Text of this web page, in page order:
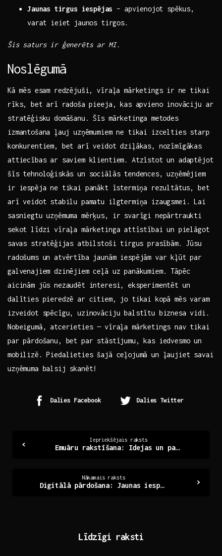
Jaunas⁣ tirgus iespējas – apvienojot spēkus,
varat ieiet jaunos tirgos.
Šis ​saturs ir ģenerēts ar MI.
Noslēgumā
Kā ⁣mēs esam redzējuši, vīraļa mārketings ir ⁢ne tikai
rīks,⁢ bet‍ arī radoša pieeja, kas apvieno inovāciju ar
stratēģisku domāšanu. Šīs mārketinga⁣ metodes
izmantošana⁤ ļauj uzņēmumiem ne tikai izcelties starp
konkurentiem, bet arī veidot dziļākas, nozīmīgākas
attiecības ar saviem klientiem. Atzīstot un adaptējot
šīs tehnoloģiskās​ un sociālās tendences, uzņēmējiem
ir iespēja ​ne tikai panākt⁤ īstermiņa​ rezultātus, bet ​
arī veidot stabilu ‌pamatu ilgtermiņa ‍izaugsmei. Lai
sasniegtu uzņēmuma mērķus, ir svarīgi nepārtraukti‌
sekot līdzi vīraļa mārketinga⁣ attīstībai un pielāgot
⁣savas stratēģijas atbilstoši tirgus prasībām. Jūsu
radošums un atvērtība jaunām iespējām ‌var kļūt par ​
galvenajiem dzinējiem ceļā uz panākumiem.​ Tāpēc
aicinām‍ jūs nezaudēt interesi,‌ eksperimentēt un
dalīties pieredzē ar citiem, jo tikai kopā mēs varam
izveidot ‍spēcīgu, uzinovāciju‍ balstītu ‍biznesa ​vidi.
Nobeigumā, atcerieties — vīraļa mārketings nav ⁣tikai
par pārdošanu, ‌bet par stāstījumu, kas iedvesmo un
mobilizē. Piedalieties šajā ceļojumā un ​ļaujiet⁤ savai
‍uzņēmuma balsij ‌skanēt!
Dalies Facebook Dalies Twitter
Iepriekšējais raksts
Emuāru rakstīšana: Idejas un padomi ikdienas iedvesmai
Nākamais raksts
Digitālā pārdošana: Jaunas iespējas un izaicinājumi 21. gadsimtā
Līdzīgi raksti